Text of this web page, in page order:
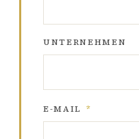
UNTERNEHMEN
E-MAIL *